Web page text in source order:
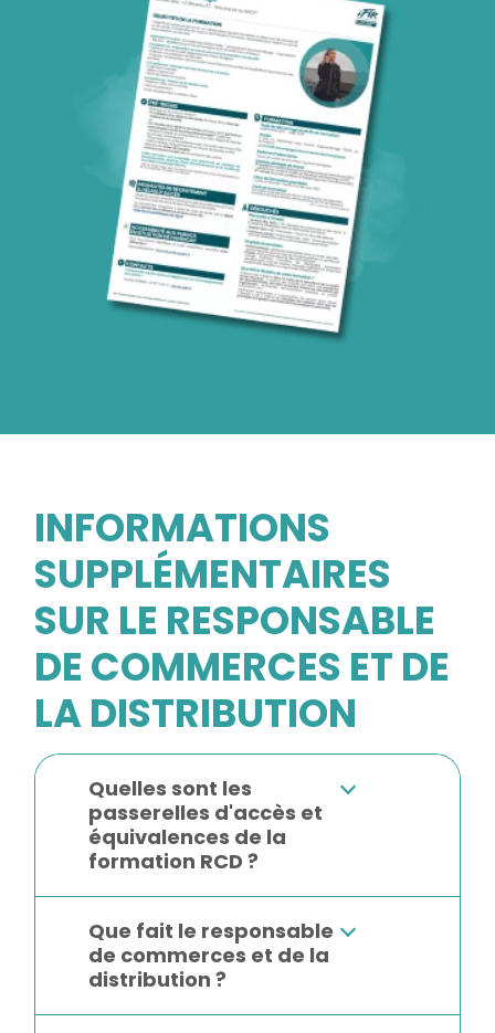
INFORMATIONS
SUPPLÉMENTAIRES
SUR LE RESPONSABLE
DE COMMERCES ET DE
LA DISTRIBUTION
Quelles sont les
passerelles d'accès et
équivalences de la
formation RCD ?
Que fait le responsable
de commerces et de la
distribution ?